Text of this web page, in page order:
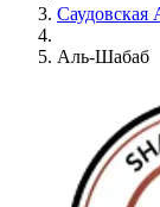
Саудовская
Аль-Шабаб